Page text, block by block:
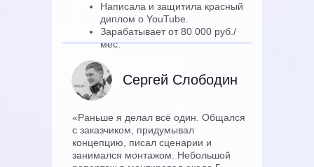
Сергей Слободин
«Раньше я делал всё один. Общался
с заказчиком, придумывал
концепцию, писал сценарии и
занимался монтажом. Небольшой
Написала и защитила красный
диплом о YouTube.
Зарабатывает от 80 000 руб./
мес.